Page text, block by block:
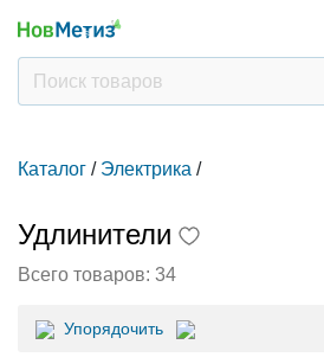
Каталог / Электрика /
Удлинители
Всего товаров: 34
Упорядочить